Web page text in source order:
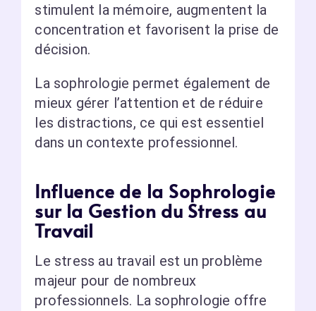
stimulent la mémoire, augmentent la
concentration et favorisent la prise de
décision.
La sophrologie permet également de
mieux gérer l’attention et de réduire
les distractions, ce qui est essentiel
dans un contexte professionnel.
Influence de la Sophrologie
sur la Gestion du Stress au
Travail
Le stress au travail est un problème
majeur pour de nombreux
professionnels. La sophrologie offre